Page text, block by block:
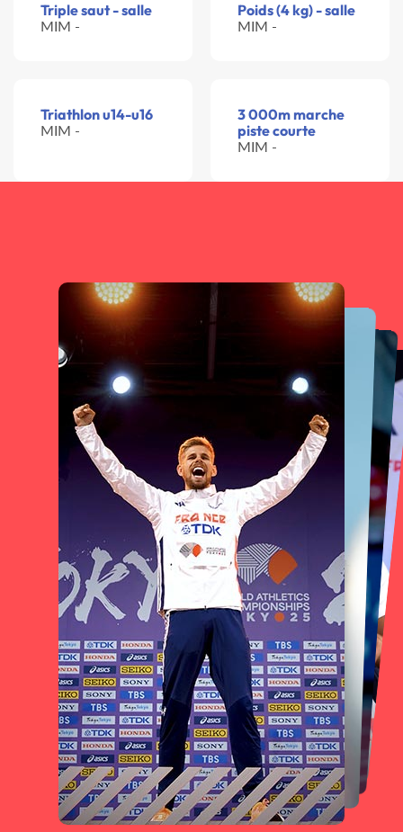
Triple saut - salle
MIM -
Poids (4 kg) - salle
MIM -
Triathlon u14-u16
MIM -
3 000m marche
piste courte
MIM -